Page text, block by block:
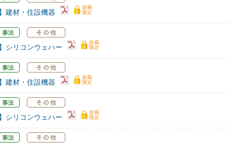
建材・住設機器
シリコンウェハー
建材・住設機器
シリコンウェハー